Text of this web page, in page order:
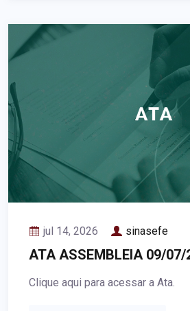
jul 14, 2026 sinasefe
ATA ASSEMBLEIA 09/07/
Clique aqui para acessar a Ata.